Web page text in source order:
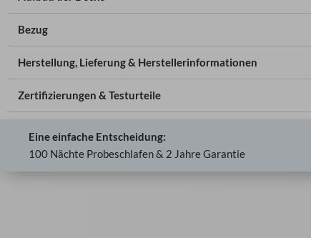
Bezug
Herstellung, Lieferung & Herstellerinformationen
Zertifizierungen & Testurteile
Eine einfache Entscheidung:
100 Nächte Probeschlafen & 2 Jahre Garantie